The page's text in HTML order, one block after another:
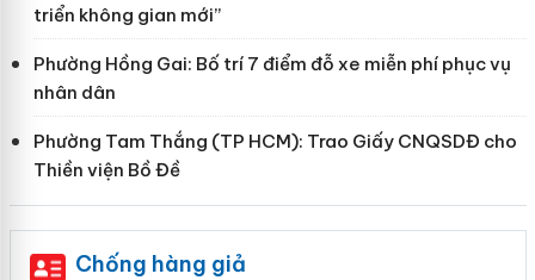
triển không gian mới”
Phường Hồng Gai: Bố trí 7 điểm đỗ xe miễn phí phục vụ
nhân dân
Phường Tam Thắng (TP HCM): Trao Giấy CNQSDĐ cho
Thiền viện Bồ Đề
Chống hàng giả